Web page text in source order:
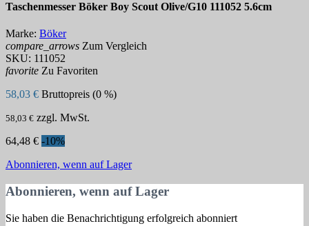
Taschenmesser Böker Boy Scout Olive/G10 111052 5.6cm
Marke: Böker
compare_arrows Zum Vergleich
SKU: 111052
favorite Zu Favoriten
58,03 € Bruttopreis (0 %)
58,03 € zzgl. MwSt.
64,48 € -10%
Abonnieren, wenn auf Lager
Abonnieren, wenn auf Lager
Sie haben die Benachrichtigung erfolgreich abonniert